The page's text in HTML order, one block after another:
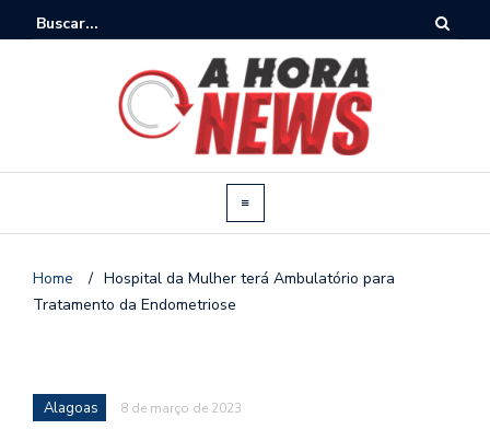
Home / Hospital da Mulher terá Ambulatório para
Tratamento da Endometriose
Alagoas 8 de março de 2023